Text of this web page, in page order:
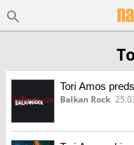
Tori Amos
Balkan Rock